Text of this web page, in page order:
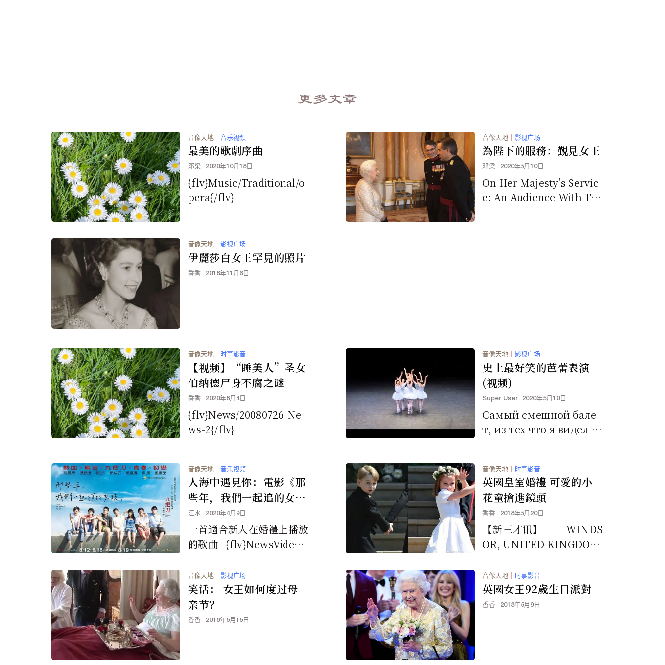
更多文章
音像天地 ｜ 音乐视频
最美的歌劇序曲
邓梁 2020年10月18日
{flv}Music/Traditional/o
pera{/flv}
音像天地 ｜ 影视广场
為陛下的服務：覲見女王
邓梁 2020年5月10日
On Her Majesty's Servic
e: An Audience With Th
音像天地 ｜ 影视广场
伊麗莎白女王罕見的照片
香香 2018年11月6日
音像天地 ｜ 时事影音
【视频】“睡美人”圣女
伯纳德尸身不腐之谜
香香 2020年8月4日
{flv}News/20080726-Ne
ws-2{/flv}
音像天地 ｜ 影视广场
史上最好笑的芭蕾表演
(视频)
Super User 2020年5月10日
Самый смешной бале
т, из тех что я видел [e
音像天地 ｜ 音乐视频
人海中遇見你：電影《那
些年，我們一起追的女
孩》插曲
汪水 2020年4月9日
一首適合新人在婚禮上播放
的歌曲 {flv}NewsVideo
e...
音像天地 ｜ 时事影音
英國皇室婚禮 可愛的小
花童搶進鏡頭
香香 2018年5月20日
【新三才讯】 WINDS
OR, UNITED KINGDOM
音像天地 ｜ 影视广场
笑话： 女王如何度过母
亲节？
香香 2018年5月15日
音像天地 ｜ 时事影音
英國女王92歲生日派對
香香 2018年5月9日